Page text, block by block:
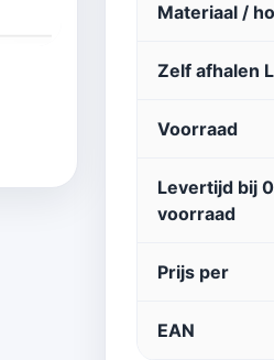
Materiaal /
Zelf afhalen
Voorraad
Levertijd bij 0
voorraad
Prijs per
EAN